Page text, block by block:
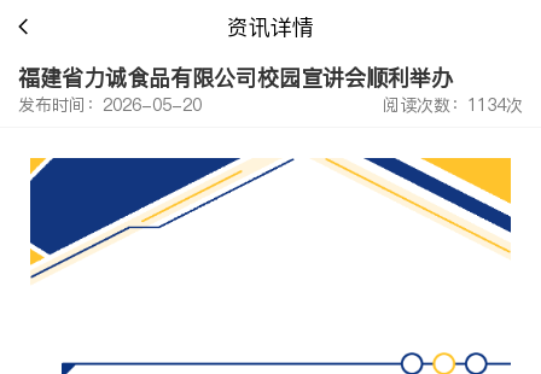
资讯详情
福建省力诚食品有限公司校园宣讲会顺利举办
发布时间：2026-05-20 阅读次数：1134次